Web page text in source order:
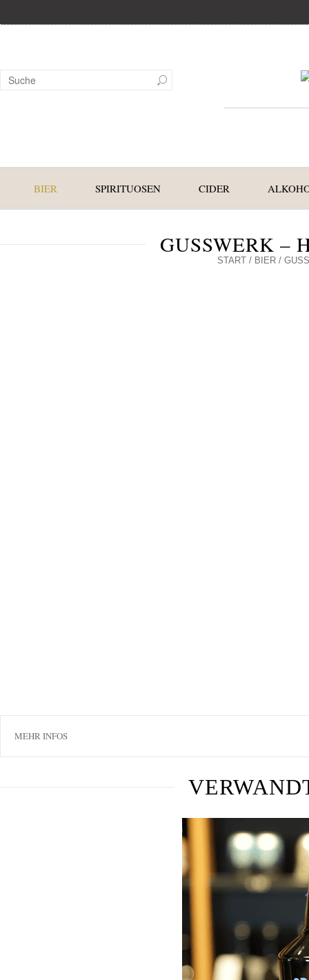
BIER SPIRITUOSEN CIDER
GUSSWERK –
START / BIER /
MEHR INFOS